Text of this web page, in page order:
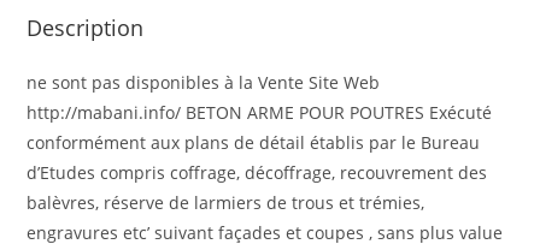
Description
ne sont pas disponibles à la Vente Site Web
http://mabani.info/ BETON ARME POUR POUTRES Exécuté
conformément aux plans de détail établis par le Bureau
d’Etudes compris coffrage, décoffrage, recouvrement des
balèvres, réserve de larmiers de trous et trémies,
engravures etc’ suivant façades et coupes , sans plus value